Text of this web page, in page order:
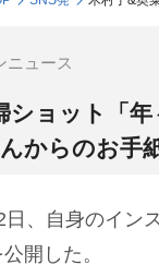
ニュース
ショット「
からのお手
日、自身のイン
開した。